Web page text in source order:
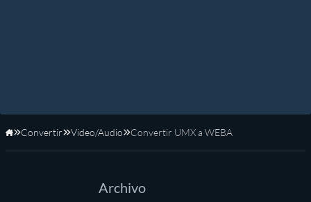
Inicio
Convertir Video/Audio Convertir UMX a WEBA
Archivo